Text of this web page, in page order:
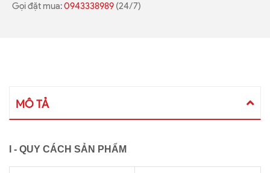
Gọi đặt mua:0943338989 (24/7)
MÔ TẢ
I - QUY CÁCH SẢN PHẨM